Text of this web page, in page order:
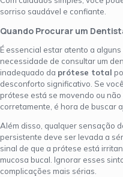
sorriso saudável e confiante.
Quando Procurar um
É essencial estar atento a
necessidade de consultar um
inadequado da prótese total
desconforto significativo. Se
prótese está se movendo ou
corretamente, é hora de buscar
Além disso, qualquer sensação
persistente deve ser levada a
sinal de que a prótese está
mucosa bucal. Ignorar esses
complicações mais sérias.